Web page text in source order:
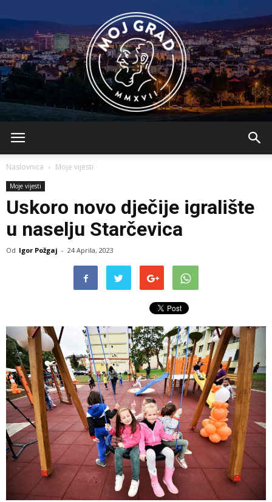
Naslovnica Moje vijesti
Moje vijesti
Uskoro novo dječije igralište
u naselju Starčevica
Od Igor Požgaj - 24 Aprila, 2023